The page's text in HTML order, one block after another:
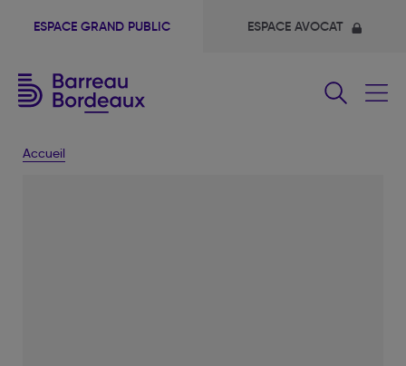
ESPACE GRAND PUBLIC ESPACE AVOCAT
Accueil